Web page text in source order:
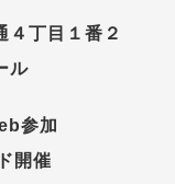
丁目１番２
ル
加
開催